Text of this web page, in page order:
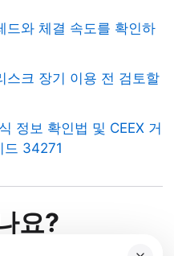
드와 체결 속도를 확인하
스크 장기 이용 전 검토할
정보 확인법 및 CEEX 거
드 34271
요?